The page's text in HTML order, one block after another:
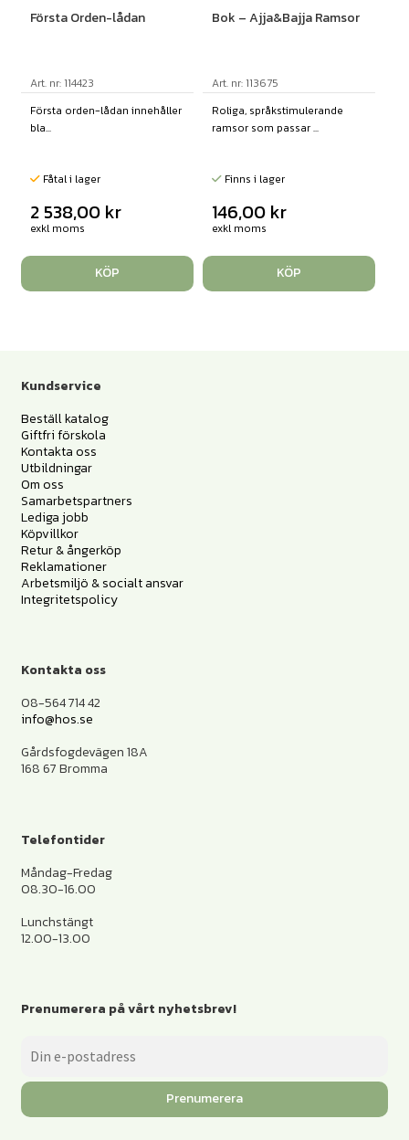
Första Orden-lådan
Art. nr: 114423
Första orden-lådan innehåller
bla...
Fåtal i lager
2 538,00 kr
exkl moms
KÖP
Bok – Ajja&Bajja Ramsor
Art. nr: 113675
Roliga, språkstimulerande
ramsor som passar ...
Finns i lager
146,00 kr
exkl moms
KÖP
Kundservice
Beställ katalog
Giftfri förskola
Kontakta oss
Utbildningar
Om oss
Samarbetspartners
Lediga jobb
Köpvillkor
Retur & ångerköp
Reklamationer
Arbetsmiljö & socialt ansvar
Integritetspolicy
Kontakta oss
08-564 714 42
info@hos.se
Gårdsfogdevägen 18A
168 67 Bromma
Telefontider
Måndag-Fredag
08.30-16.00
Lunchstängt
12.00-13.00
Prenumerera på vårt nyhetsbrev!
Prenumerera